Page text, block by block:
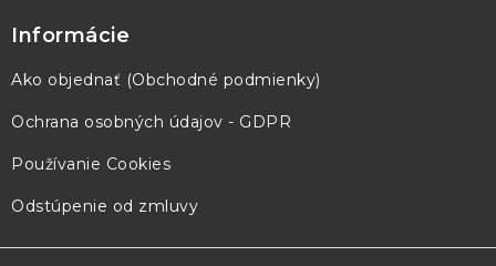
Informácie
Ako objednať (Obchodné podmienky)
Ochrana osobných údajov - GDPR
Používanie Cookies
Odstúpenie od zmluvy